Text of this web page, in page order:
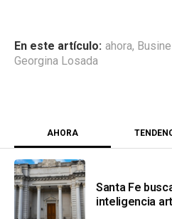
ahora,
Georgina Losada
AHORA
Santa Fe
inteligencia